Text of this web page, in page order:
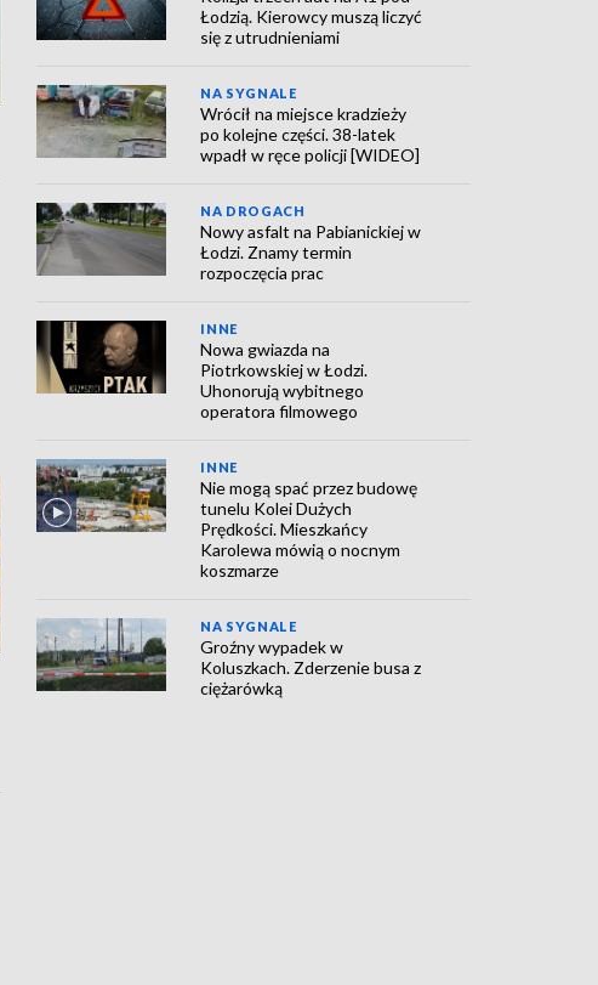
Łodzią. Kierowcy muszą liczyć
się z utrudnieniami
NA SYGNALE
Wrócił na miejsce kradzieży
po kolejne części. 38-latek
wpadł w ręce policji [WIDEO]
NA DROGACH
Nowy asfalt na Pabianickiej w
Łodzi. Znamy termin
rozpoczęcia prac
INNE
Nowa gwiazda na
Piotrkowskiej w Łodzi.
Uhonorują wybitnego
operatora filmowego
INNE
Nie mogą spać przez budowę
tunelu Kolei Dużych
Prędkości. Mieszkańcy
Karolewa mówią o nocnym
koszmarze
NA SYGNALE
Groźny wypadek w
Koluszkach. Zderzenie busa z
ciężarówką